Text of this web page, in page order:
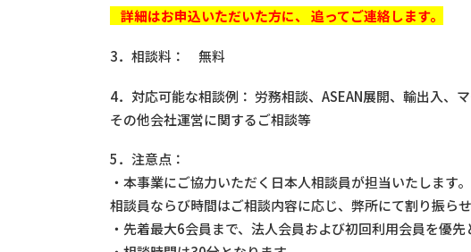
詳細はお申込いただいた方に、 追ってご連絡します。
3．相談料： 無料
4．対応可能な相談例： 労務相談、ASEAN展開、輸出入、
その他会社運営に関するご相談等
5．注意点：
・本事業にご協力いただく日本人相談員が担当いたします。
相談員ならび時間はご相談内容に応じ、弊所にて割り振らせ
・先着最大6会員まで、法人会員および初回利用会員を優先